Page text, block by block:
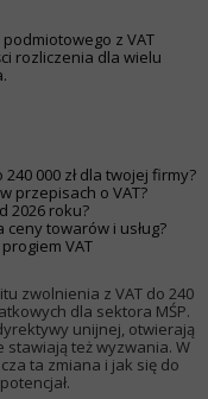
z VAT
rozliczenia dla wielu
000 zł dla twojej firmy?
przepisach o VAT?
2026 roku?
ceny towarów i usług?
VAT
zwolnienia z VAT do 240
dla sektora MŚP.
unijnej, otwierają
stawiają też wyzwania. W
ta zmiana i jak się do